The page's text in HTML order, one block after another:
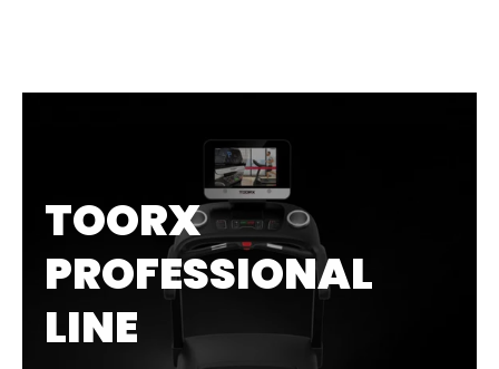
TOORX
PROFESSIONAL
LINE